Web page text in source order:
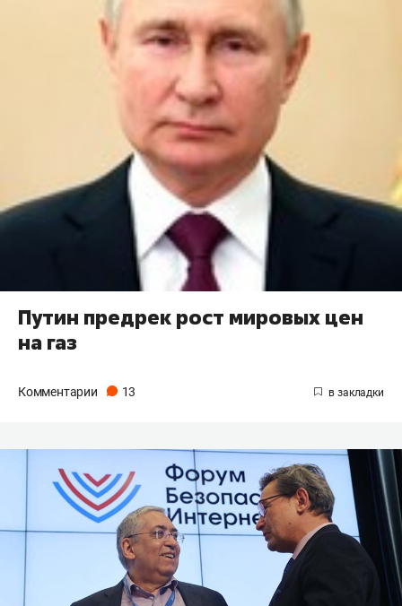
Путин предрек рост мировых цен
на газ
Комментарии 13